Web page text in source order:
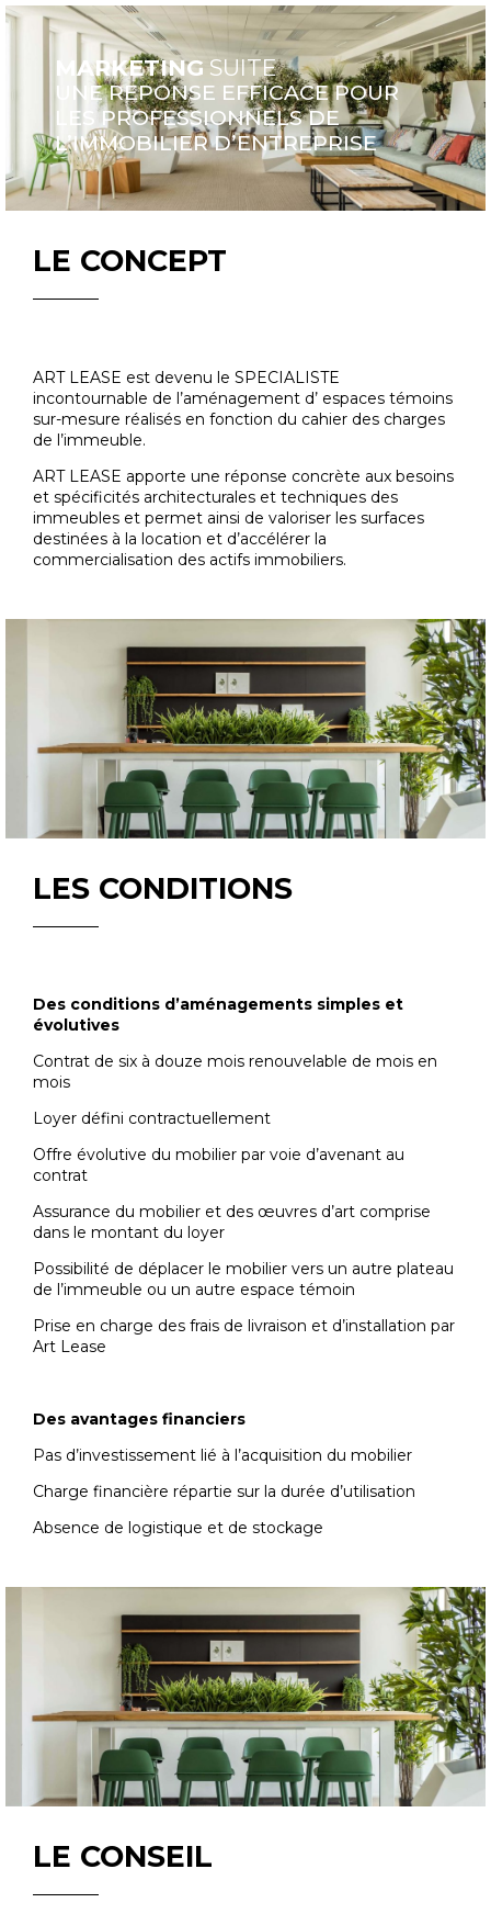
MARKETING SUITE
UNE REPONSE EFFICACE POUR
LES PROFESSIONNELS DE
L’IMMOBILIER D’ENTREPRISE
LE CONCEPT
ART LEASE est devenu le SPECIALISTE
incontournable de l’aménagement d’ espaces témoins
sur-mesure réalisés en fonction du cahier des charges
de l’immeuble.
ART LEASE apporte une réponse concrète aux besoins
et spécificités architecturales et techniques des
immeubles et permet ainsi de valoriser les surfaces
destinées à la location et d’accélérer la
commercialisation des actifs immobiliers.
LES CONDITIONS
Des conditions d’aménagements simples et
évolutives
Contrat de six à douze mois renouvelable de mois en
mois
Loyer défini contractuellement
Offre évolutive du mobilier par voie d’avenant au
contrat
Assurance du mobilier et des œuvres d’art comprise
dans le montant du loyer
Possibilité de déplacer le mobilier vers un autre plateau
de l’immeuble ou un autre espace témoin
Prise en charge des frais de livraison et d’installation par
Art Lease
Des avantages financiers
Pas d’investissement lié à l’acquisition du mobilier
Charge financière répartie sur la durée d’utilisation
Absence de logistique et de stockage
LE CONSEIL